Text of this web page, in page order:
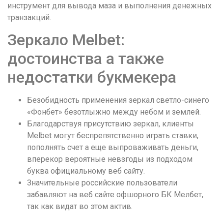
инструмент для вывода маза и выполнения денежных
транзакций.
Зеркало Melbet:
достоинства а также
недостатки букмекера
Безобидность применения зеркал светло-синего
«Фонбет» безотлыжно между небом и землей.
Благодарствуя присутствию зеркал, клиенты
Melbet могут беспрепятственно играть ставки,
пополнять счет а еще выпроваживать деньги,
вперекор вероятные невзгоды из подходом
буква официальному веб сайту.
Значительные российские пользователи
забавляют на веб сайте офшорного БК Мелбет,
так как видат во этом актив.